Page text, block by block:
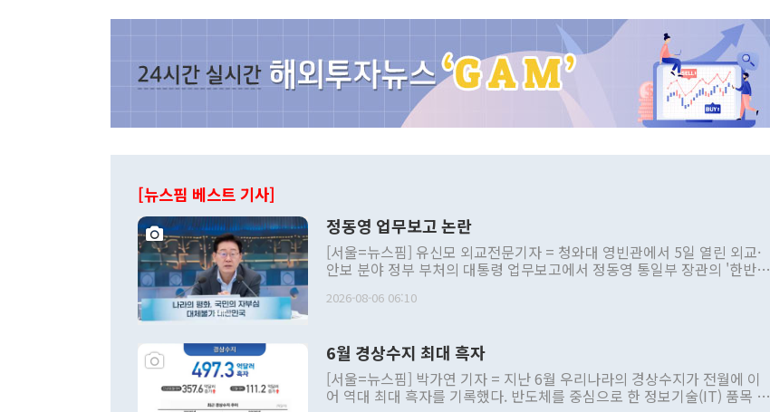
[뉴스핌 베스트 기사]
정동영 업무보고 논란
[서울=뉴스핌] 유신모 외교전문기자 = 청와대 영빈관에서 5일 열린 외교·
안보 분야 정부 부처의 대통령 업무보고에서 정동영 통일부 장관의 '한반도
발언 중에는 정부 내 조율을 거치지 않은 사안을 정책으로 추진하겠다고 공
주의적 희망에 근거한 비현실적 구상'이라는 비판을 내놨다. 그동안 정 장
관의 대북 정책 관련 발언이 물의를 빚은 적은 여러 번 있지만 대통령과 유
관 부처 장관이 공개적으로 부정적 입장을 표명한 것은 이례적이다. 정 장
관의 무리한 대북 접근법과 월권을 제어해야 한다는 목소리도 높아지고 있
2026-08-06 06:10
6월 경상수지 최대 흑자
[서울=뉴스핌] 박가연 기자 = 지난 6월 우리나라의 경상수지가 전월에 이
어 역대 최대 흑자를 기록했다. 반도체를 중심으로 한 정보기술(IT) 품목 수